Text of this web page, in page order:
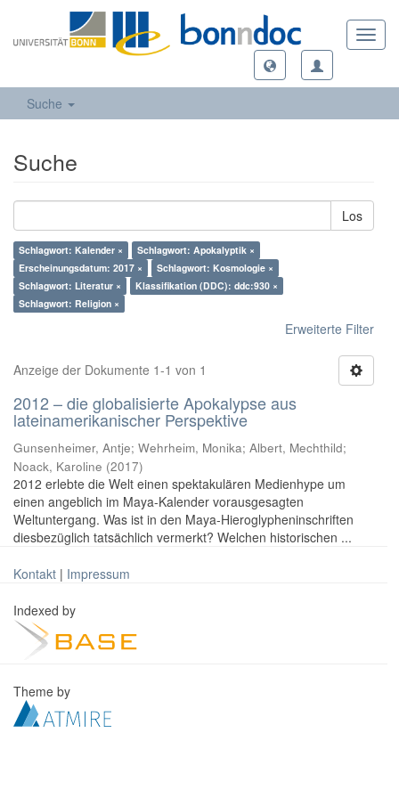
Suche
Suche
Los
Schlagwort: Kalender ×
Schlagwort: Apokalyptik ×
Erscheinungsdatum: 2017 ×
Schlagwort: Kosmologie ×
Schlagwort: Literatur ×
Klassifikation (DDC): ddc:930 ×
Schlagwort: Religion ×
Erweiterte Filter
Anzeige der Dokumente 1-1 von 1
2012 – die globalisierte Apokalypse aus
lateinamerikanischer Perspektive
Gunsenheimer, Antje; Wehrheim, Monika; Albert, Mechthild;
Noack, Karoline (2017)
2012 erlebte die Welt einen spektakulären Medienhype um
einen angeblich im Maya-Kalender vorausgesagten
Weltuntergang. Was ist in den Maya-Hieroglypheninschriften
diesbezüglich tatsächlich vermerkt? Welchen historischen ...
Kontakt | Impressum
Indexed by
Theme by